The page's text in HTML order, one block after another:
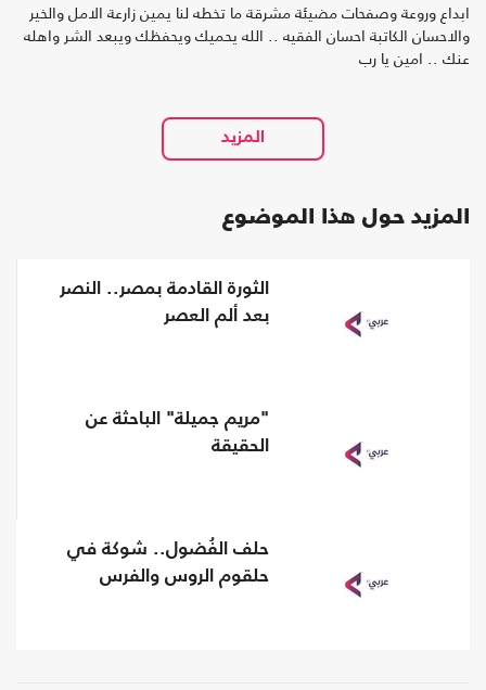
ابداع وروعة وصفحات مضيئة مشرقة ما تخطه لنا يمين زارعة الامل والخير
والاحسان الكاتبة احسان الفقيه .. الله يحميك ويحفظك ويبعد الشر واهله
عنك .. امين يا رب
المزيد حول هذا الموضوع
الثورة القادمة بمصر.. النصر
بعد ألم العصر
"مريم جميلة" الباحثة عن
الحقيقة
حلف الفُضول.. شوكة في
حلقوم الروس والفرس